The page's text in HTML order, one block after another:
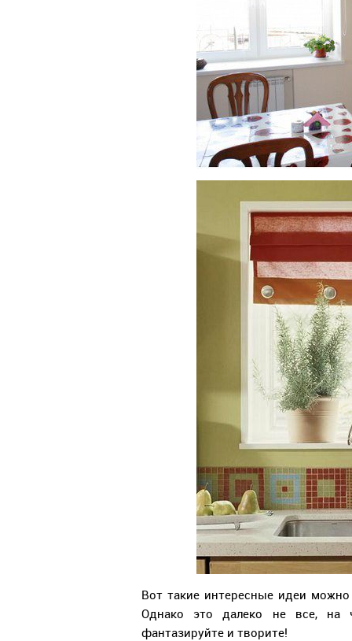
Вот такие интересные идеи можно
Однако это далеко не все, на
фантазируйте и творите!